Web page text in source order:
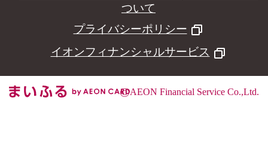
ついて
プライバシーポリシー
イオンフィナンシャルサービス
©AEON Financial Service Co.,Ltd.